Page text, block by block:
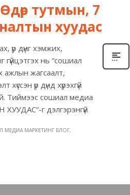
тутмын, 7
хуудас
үр дүнг хэмжих,
нь “сошиал
ажлын жагсаалт,
үр дүнд хүрэхгүй
Тиймээс сошиал медиа
г дэлгэрэнгүй
МЕДИА МАРКЕТИНГ БЛОГ